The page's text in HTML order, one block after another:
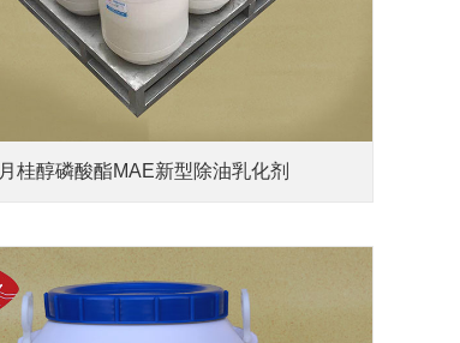
月桂醇磷酸酯MAE新型除油乳化剂